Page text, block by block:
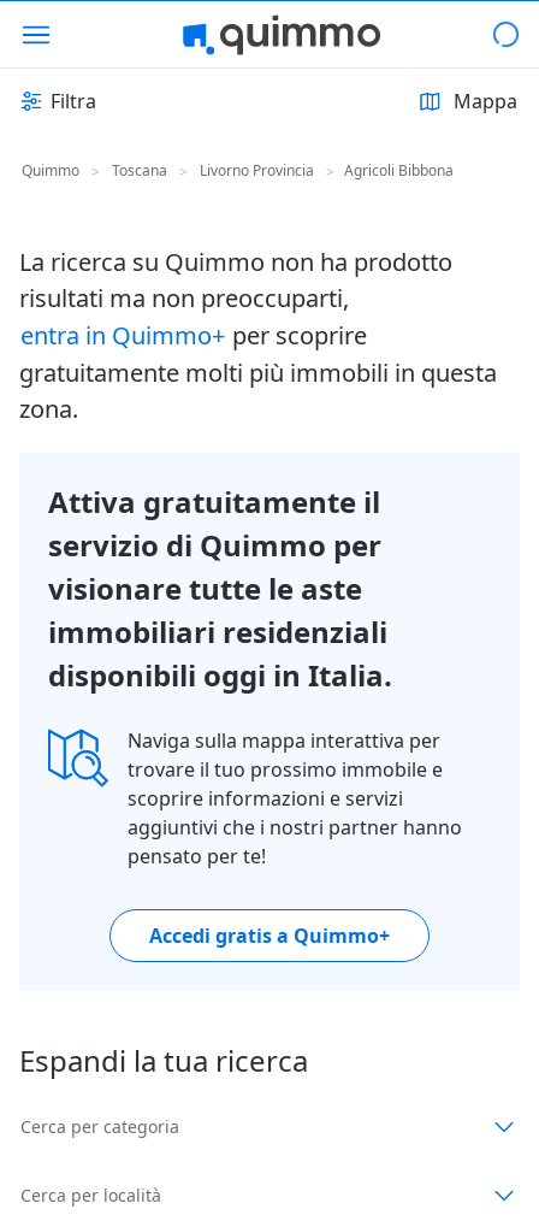
Filtra Mappa
Quimmo > Toscana > Livorno Provincia > Agricoli Bibbona
La ricerca su Quimmo non ha prodotto
risultati ma non preoccuparti,
entra in Quimmo+ per scoprire
gratuitamente molti più immobili in questa
zona.
Attiva gratuitamente il
servizio di Quimmo per
visionare tutte le aste
immobiliari residenziali
disponibili oggi in Italia.
Naviga sulla mappa interattiva per
trovare il tuo prossimo immobile e
scoprire informazioni e servizi
aggiuntivi che i nostri partner hanno
pensato per te!
Accedi gratis a Quimmo+
Espandi la tua ricerca
Cerca per categoria
Cerca per località